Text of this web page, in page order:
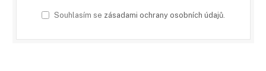
Souhlasím se zásadami ochrany osobních údajů.